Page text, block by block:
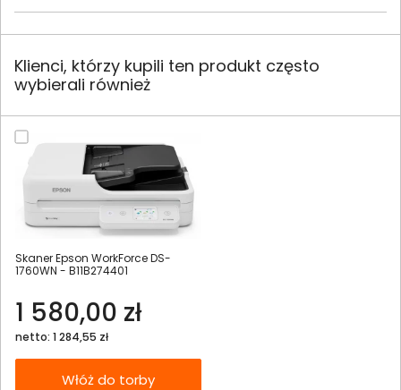
Klienci, którzy kupili ten produkt często
wybierali również
Skaner Epson WorkForce DS-
1760WN - B11B274401
1 580,00 zł
netto: 1 284,55 zł
Włóż do torby